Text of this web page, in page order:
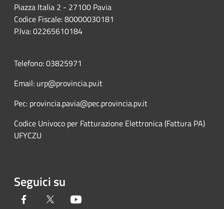
Piazza Italia 2 - 27100 Pavia
Codice Fiscale: 80000030181
P.Iva: 02265610184
Telefono: 03825971
Email: urp@provincia.pv.it
Pec: provincia.pavia@pec.provincia.pv.it
Codice Univoco per Fatturazione Elettronica (Fattura PA)
UFYCZU
Seguici su
Facebook Twitter